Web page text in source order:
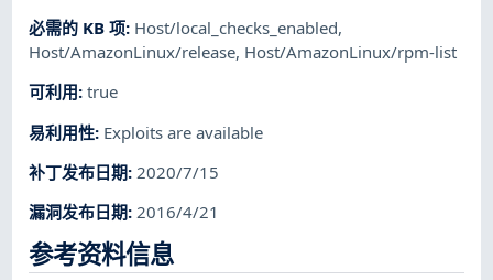
必需的 KB 项: Host/local_checks_enabled,
Host/AmazonLinux/release, Host/AmazonLinux/rpm-list
可利用:true
易利用性: Exploits are available
补丁发布日期:2020/7/15
漏洞发布日期:2016/4/21
参考资料信息